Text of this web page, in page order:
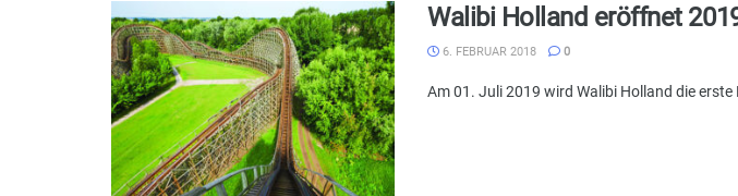
Walibi Holland eröffnet
6. FEBRUAR 2018 0
Am 01. Juli 2019 wird Walibi Holland die